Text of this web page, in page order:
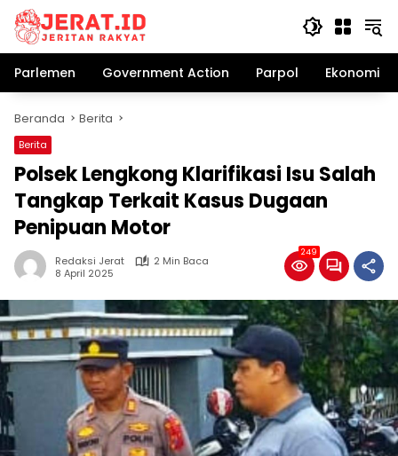
Langsung
konten
Parlemen
Government Action Parpol Ekonomi
Beranda Berita
Berita
Polsek Lengkong Klarifikasi Isu Salah
Tangkap Terkait Kasus Dugaan
Penipuan Motor
Redaksi Jerat
2 Min Baca
8 April 2025
249